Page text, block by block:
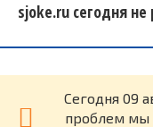
sjoke.ru сегодня не
Cегодня 09
проблем мы